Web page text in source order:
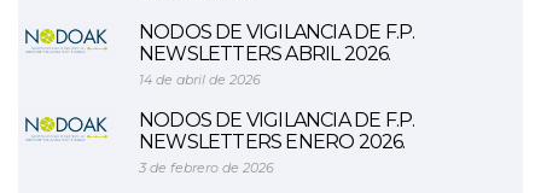
NODOS DE VIGILANCIA DE F.P.
NEWSLETTERS ABRIL 2026.
14 de abril de 2026
NODOS DE VIGILANCIA DE F.P.
NEWSLETTERS ENERO 2026.
3 de febrero de 2026